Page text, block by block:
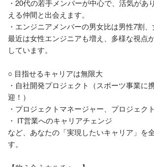
・20代の若手メンバーが中心で、活気があ
える仲間と出会えます。
・エンジニアメンバーの男女比は男性7割、
最近は女性エンジニアも増え、多様な視点
しています。
○ 目指せるキャリアは無限大
・自社開発プロジェクト（スポーツ事業に
迎！）
・プロジェクトマネージャー、プロジェク
・ IT営業へのキャリアチェンジ
など、あなたの「実現したいキャリア」を
す。